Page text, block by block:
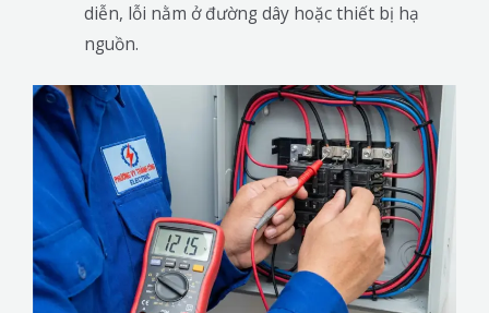
diễn, lỗi nằm ở đường dây hoặc thiết bị hạ
nguồn.